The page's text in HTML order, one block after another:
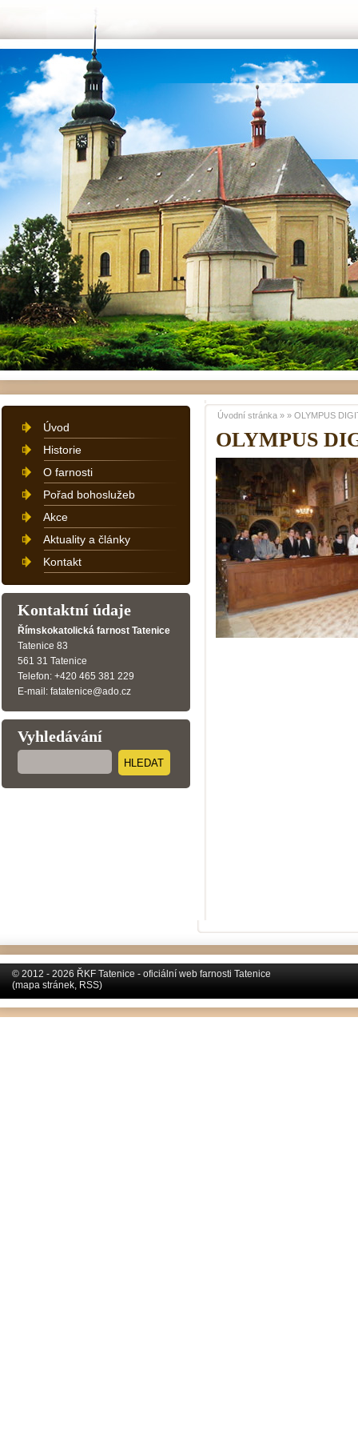
OLYMPUS
Úvodní stránka » » OLYMPUS
Úvod
Historie
O farnosti
Pořad bohoslužeb
Akce
Aktuality a články
Kontakt
Kontaktní údaje
Římskokatolická farnost Tatenice
Tatenice 83
561 31 Tatenice
Telefon: +420 465 381 229
E-mail: fatatenice@ado.cz
Vyhledávání
HLEDAT
© 2012 - 2026 ŘKF Tatenice - oficiální web farnosti Tatenice
(mapa stránek, RSS)